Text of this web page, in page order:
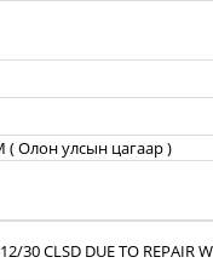
( Oлон улсын цагаар )
30 CLSD DUE TO REPAIR